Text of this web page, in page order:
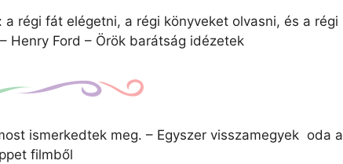
régi fát elégetni, a régi könyveket olvasni, és a régi
Henry Ford – Örök barátság idézetek
ismerkedtek meg. – Egyszer visszamegyek oda a
filmből